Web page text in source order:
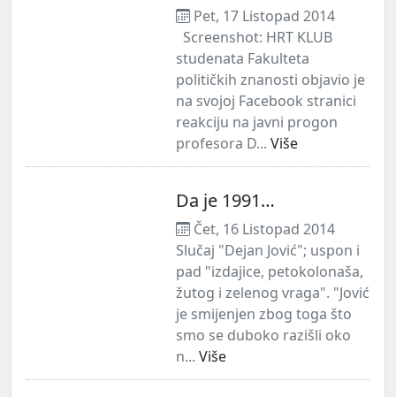
Pet, 17 Listopad 2014
Screenshot: HRT KLUB
studenata Fakulteta
političkih znanosti objavio je
na svojoj Facebook stranici
reakciju na javni progon
profesora D... Više
Da je 1991…
Čet, 16 Listopad 2014
Slučaj "Dejan Jović"; uspon i
pad "izdajice, petokolonaša,
žutog i zelenog vraga". "Jović
je smijenjen zbog toga što
smo se duboko razišli oko
n... Više